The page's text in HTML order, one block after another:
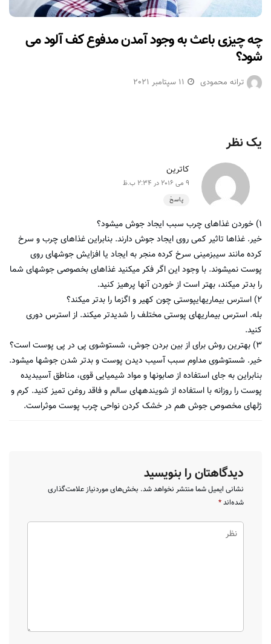
چه چیزی باعث به وجود آمدن مدفوع کف آلود می
شود؟
ترانه محمودی 11 سپتامبر 2021
یک نظر
کاترین
9 می 2016 در 2:34 ب.ظ
پاسخ
۱) خوردن غذاهای چرب سبب ایجاد جوش میشود؟
خیر. غذاها تاثیر کمی روی ایجاد جوش دارند. بنابراین غذاهای چرب و سرخ
کرده مانند سیبزمینی سرخ کرده منجر به ایجاد یا افزایش جوشهای روی
پوست نمیشوند. با وجود این اگر فکر میکنید غذاهای بخصوصی جوشهای شما
را بدتر میکند، بهتر است از خوردن آنها پرهیز کنید.
۲) استرس بیماریهایپوستی چون کهیر و اگزما را بدتر میکند؟
بله. استرس بیماریهای پوستی مختلف را شدیدتر میکند. از استرس دوری
کنید.
۳) بهترین روش برای از بین بردن جوش، شستوشوی پی در پی پوست است؟
خیر. شستوشوی مداوم سبب آسیب دیدن پوست و بدتر شدن جوشها میشود.
بنابراین به جای استفاده از صابونها و مواد شیمیایی قوی، مناطق آسیبدیده
پوست را روزانه با استفاده از شویندههای سالم و فاقد روغن تمیز کنید. کرم و
ژلهای مخصوص جوش هم در خشک کردن نواحی چرب پوست موثراست.
دیدگاهتان را بنویسید
نشانی ایمیل شما منتشر نخواهد شد. بخش‌های موردنیاز علامت‌گذاری
شده‌اند*